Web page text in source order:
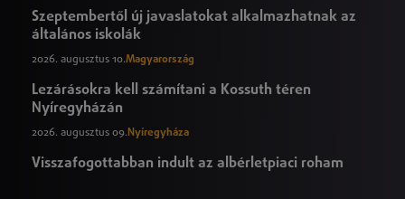
Szeptembertől új javaslatokat alkalmazhatnak az
általános iskolák
2026. augusztus 10.Magyarország
Lezárásokra kell számítani a Kossuth téren
Nyíregyházán
2026. augusztus 09. Nyíregyháza
Visszafogottabban indult az albérletpiaci roham